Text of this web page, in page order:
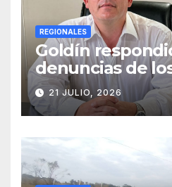
REGIONALES
Goldín
denuncias de
defendió la
su gestión
21 JULIO, 2026